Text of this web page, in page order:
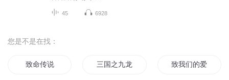
45 6928
您是不是在找：
致命传说 三国之九龙玉佩 致我们的爱